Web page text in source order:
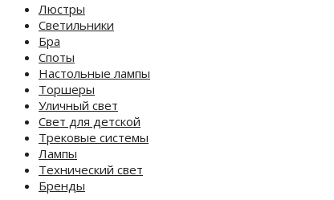
Люстры
Светильники
Бра
Споты
Настольные лампы
Торшеры
Уличный свет
Свет для детской
Трековые системы
Лампы
Технический свет
Бренды